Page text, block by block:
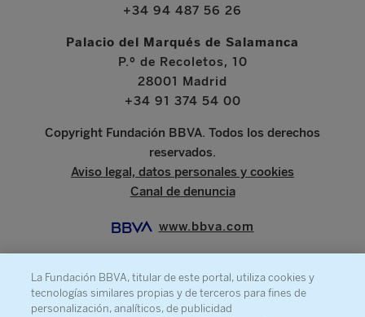
+34 94 487 56 26
Palacio del Marqués de Salamanca
P.º de Recoletos, 10
28001 Madrid
+34 91 374 54 00
Copyright Fundación BBVA. Todos los derechos
reservados.
Aviso legal, datos personales y cookies
Canal de denuncia
www.bbva.com
SOBRE LA FUNDACIÓN
La Fundación BBVA, titular de este portal, utiliza cookies y
tecnologías similares propias y de terceros para fines de
personalización, analíticos, de publicidad